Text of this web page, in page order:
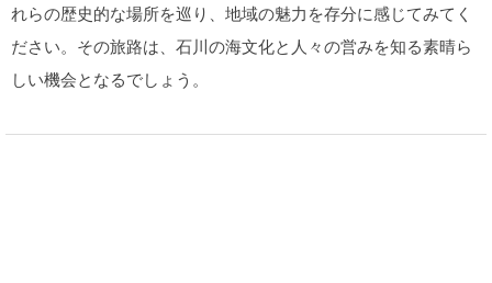
れらの歴史的な場所を巡り、地域の魅力を存分に感じてみてく
ださい。その旅路は、石川の海文化と人々の営みを知る素晴ら
しい機会となるでしょう。